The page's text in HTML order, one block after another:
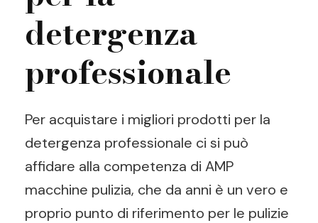
detergenza
professionale
Per acquistare i migliori prodotti per la
detergenza professionale ci si può
affidare alla competenza di AMP
macchine pulizia, che da anni è un vero e
proprio punto di riferimento per le pulizie